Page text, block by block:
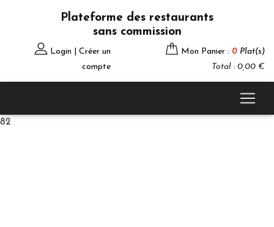
Plateforme des restaurants
sans commission
Login | Créer un
compte
Mon Panier : 0 Plat(s)
Total : 0,00 €
82